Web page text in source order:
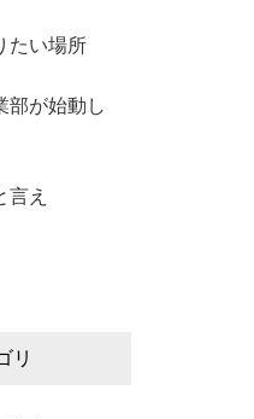
たい場所
が始動し
言え
リ